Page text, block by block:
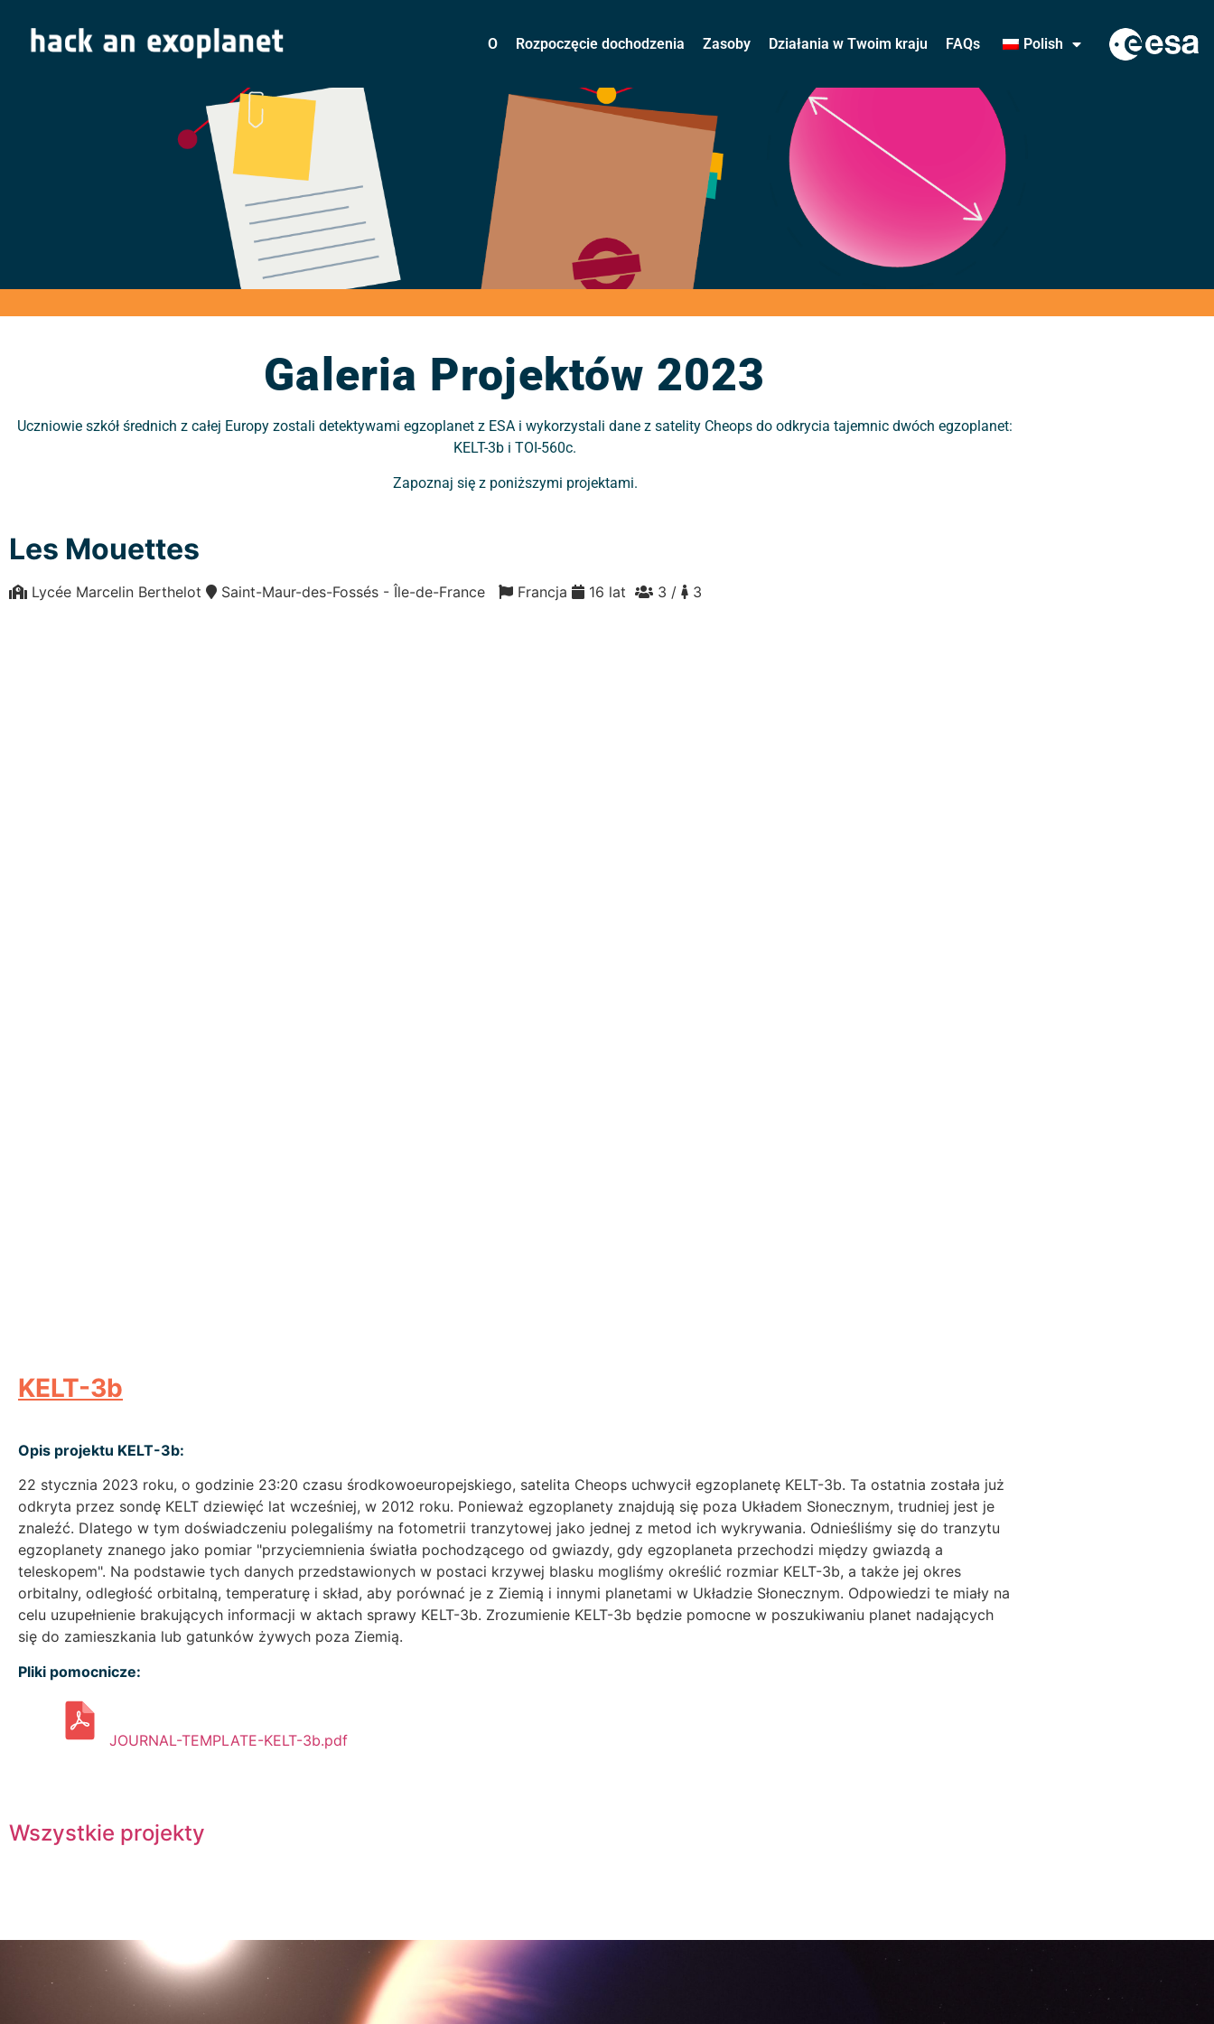
O Rozpoczęcie dochodzenia Zasoby Działania w Twoim kraju FAQs Polish
Galeria Projektów 2023
Uczniowie szkół średnich z całej Europy zostali detektywami egzoplanet z ESA i wykorzystali dane z satelity Cheops do odkrycia tajemnic dwóch egzoplanet:
KELT-3b i TOI-560c.
Zapoznaj się z poniższymi projektami.
Les Mouettes
Lycée Marcelin Berthelot Saint-Maur-des-Fossés - Île-de-France Francja 16 lat 3 / 3
KELT-3b
Opis projektu KELT-3b:
22 stycznia 2023 roku, o godzinie 23:20 czasu środkowoeuropejskiego, satelita Cheops uchwycił egzoplanetę KELT-3b. Ta ostatnia została już
odkryta przez sondę KELT dziewięć lat wcześniej, w 2012 roku. Ponieważ egzoplanety znajdują się poza Układem Słonecznym, trudniej jest je
znaleźć. Dlatego w tym doświadczeniu polegaliśmy na fotometrii tranzytowej jako jednej z metod ich wykrywania. Odnieśliśmy się do tranzytu
egzoplanety znanego jako pomiar "przyciemnienia światła pochodzącego od gwiazdy, gdy egzoplaneta przechodzi między gwiazdą a
teleskopem". Na podstawie tych danych przedstawionych w postaci krzywej blasku mogliśmy określić rozmiar KELT-3b, a także jej okres
orbitalny, odległość orbitalną, temperaturę i skład, aby porównać je z Ziemią i innymi planetami w Układzie Słonecznym. Odpowiedzi te miały na
celu uzupełnienie brakujących informacji w aktach sprawy KELT-3b. Zrozumienie KELT-3b będzie pomocne w poszukiwaniu planet nadających
się do zamieszkania lub gatunków żywych poza Ziemią.
Pliki pomocnicze:
JOURNAL-TEMPLATE-KELT-3b.pdf
Wszystkie projekty